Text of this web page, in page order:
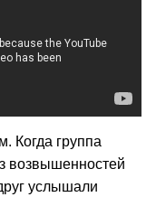
Когда группа
возвышенностей
услышали